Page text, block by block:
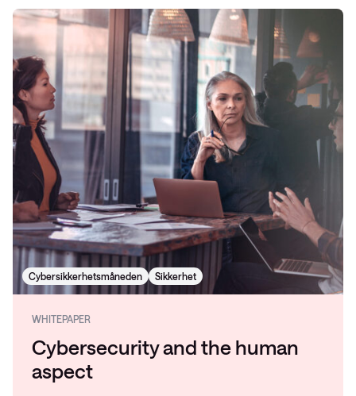
Cybersikkerhetsmåneden Sikkerhet
WHITEPAPER
Cybersecurity and the human
aspect